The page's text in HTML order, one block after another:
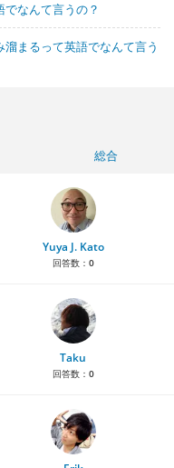
なんて言うの？
まるって英語でなんて言う
総合
Yuya J. Kato
回答数： 0
Taku
回答数： 0